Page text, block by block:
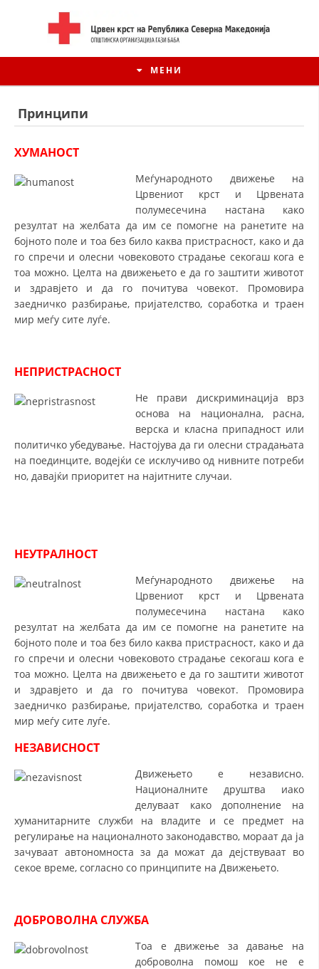
МЕНИ
ИСТОРИЈАТ НА ДВИЖЕЊЕТО
СТРУКТУРА НА ОРГАНИЗАЦИЈАТА
ЧЛЕНСТВО ВО ПРОФЕСИОНАЛНИ ТЕЛА
ЗАКОН ЗА ЦКРМ
СТАТУТ НА ЦКРМ
РАКОВОДЕН ОДБОР
СОБРАНИЕ
СТРУКТУРА И ОРГАНИЗАЦИОНА ПОСТАВЕНОСТ
ДИСЕМИНАЦИЈА
ПРОМОЦИЈА НА ХУМАНИ ВРЕДНОСТИ
КАКО ДА ДОНИРАТЕ
ПОДГОТВЕНОСТ И ДЕЈСТВО ПРИ КАТАСТРОФИ
СПАСИТЕЛНА СТАНИЦА ВОДНО
ОДНОСИ СО ЈАВНОСТ
ИСТРАЖУВАЊЕ НА ЈАВНО МИСЛЕЊЕ
Принципи
ХУМАНОСТ
Меѓународното движење на
Црвениот крст и Црвената
полумесечина настана како
резултат на желбата да им се помогне на ранетите на
бојното поле и тоа без било каква пристрасност, како и да
го спречи и олесни човековото страдање секогаш кога е
тоа можно. Целта на движењето е да го заштити животот
и здравјето и да го почитува човекот. Промовира
заедничко разбирање, пријателство, соработка и траен
мир меѓу сите луѓе.
НЕПРИСТРАСНОСТ
Не прави дискриминација врз
основа на национална, расна,
верска и класна припадност или
политичко убедување. Настојува да ги олесни страдањата
на поединците, водејќи се исклучиво од нивните потреби
но, давајќи приоритет на најитните случаи.
НЕУТРАЛНОСТ
Меѓународното движење на
Црвениот крст и Црвената
полумесечина настана како
резултат на желбата да им се помогне на ранетите на
бојното поле и тоа без било каква пристрасност, како и да
го спречи и олесни човековото страдање секогаш кога е
тоа можно. Целта на движењето е да го заштити животот
и здравјето и да го почитува човекот. Промовира
заедничко разбирање, пријателство, соработка и траен
мир меѓу сите луѓе.
НЕЗАВИСНОСТ
Движењето е независно.
Националните друштва иако
делуваат како дополнение на
хуманитарните служби на владите и се предмет на
регулирање на националното законодавство, мораат да ја
зачуваат автономноста за да можат да дејствуваат во
секое време, согласно со принципите на Движењето.
ДОБРОВОЛНА СЛУЖБА
Тоа е движење за давање на
доброволна помош кое не е